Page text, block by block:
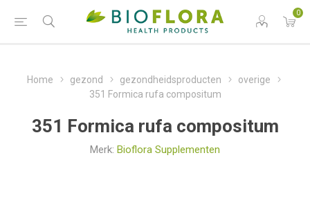
0
Home gezond gezondheidsproducten
overige
351 Formica rufa compositum
351 Formica rufa compositum
Merk: Bioflora Supplementen